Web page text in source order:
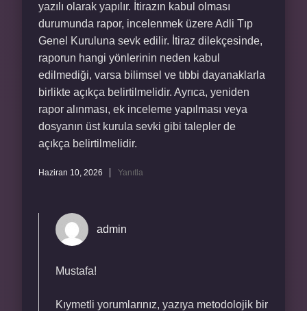
yazılı olarak yapılır. İtirazın kabul olması
durumunda rapor, incelenmek üzere Adli Tıp
Genel Kuruluna sevk edilir. İtiraz dilekçesinde,
raporun hangi yönlerinin neden kabul
edilmediği, varsa bilimsel ve tıbbi dayanaklarla
birlikte açıkça belirtilmelidir. Ayrıca, yeniden
rapor alınması, ek inceleme yapılması veya
dosyanın üst kurula sevki gibi talepler de
açıkça belirtilmelidir.
Haziran 10, 2026 Yanıtla
admin
Mustafa!
Kıymetli yorumlarınız, yazıya metodolojik bir